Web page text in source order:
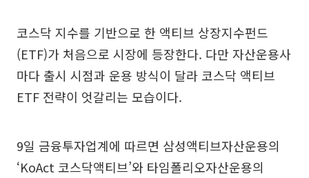
코스닥 지수를 기반으로 한 액티브 상장지수펀드
(ETF)가 처음으로 시장에 등장한다. 다만 자산운용사
마다 출시 시점과 운용 방식이 달라 코스닥 액티브
ETF 전략이 엇갈리는 모습이다.
9일 금융투자업계에 따르면 삼성액티브자산운용의
‘KoAct 코스닥액티브’와 타임폴리오자산운용의